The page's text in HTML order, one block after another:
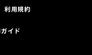
利用規約
イド